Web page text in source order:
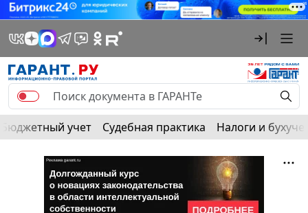
Бюджетный учет Судебная практика Налоги и